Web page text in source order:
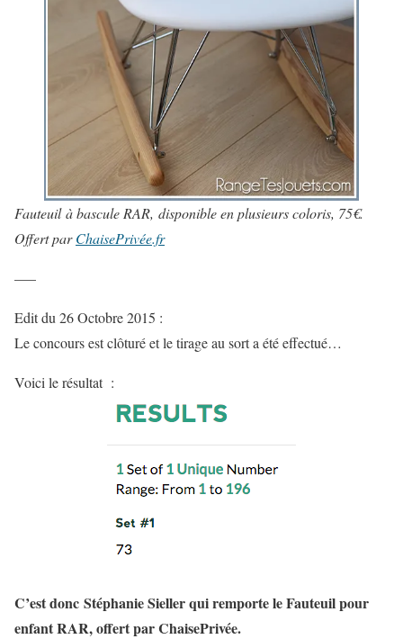
Fauteuil à bascule RAR, disponible en plusieurs coloris, 75€.
Offert parChaisePrivée.fr
—–
Edit du 26 Octobre 2015 :
Le concours est clôturé et le tirage au sort a été effectué…
Voici le résultat :
C’est donc Stéphanie Sieller qui remporte le Fauteuil pour
enfant RAR, offert par ChaisePrivée.